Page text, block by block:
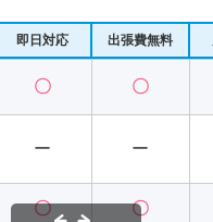
即日対応 出張費無料
〇 〇
ー ー
〇 〇